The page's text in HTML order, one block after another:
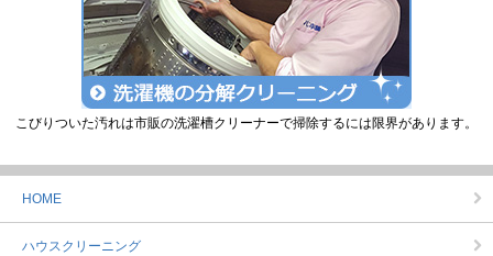
こびりついた汚れは市販の洗濯槽クリーナーで掃除するには限界があります。
HOME
ハウスクリーニング